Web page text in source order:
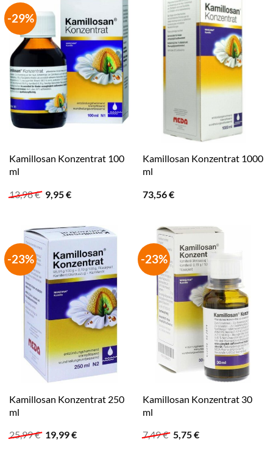
-29%
Kamillosan Konzentrat 100
ml
13,98€ Ursprünglicher
Preis
9,95€Aktueller
Kamillosan Konzentrat 1000
ml
73,56€
-23%
Kamillosan Konzentrat 250
ml
25,99€ Ursprünglicher
19,99€Aktueller
-23%
Kamillosan Konzentrat 30
ml
7,49€ Ursprünglicher
5,75€Aktueller